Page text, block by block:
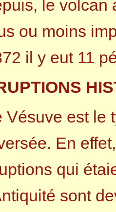
le volcan
ou moins
il y eut 11
Vésuve est le
En
qui
sont